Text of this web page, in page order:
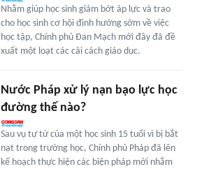
Nhằm giúp học sinh giảm bớt áp lực và trao
cho học sinh cơ hội định hướng sớm về việc
học tập, Chính phủ Đan Mạch mới đây đã đề
xuất một loạt các cải cách giáo dục.
Nước Pháp xử lý nạn bạo lực học
đường thế nào?
Sau vụ tự tử của một học sinh 15 tuổi vì bị bắt
nạt trong trường học, Chính phủ Pháp đã lên
kế hoạch thực hiện các biện pháp mới nhằm